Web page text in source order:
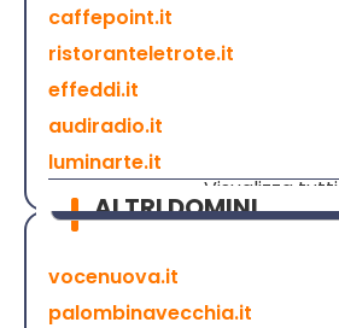
caffepoint.it
ristoranteletrote.it
effeddi.it
audiradio.it
luminarte.it
Visualizza tutti
ALTRI DOMINI
vocenuova.it
palombinavecchia.it